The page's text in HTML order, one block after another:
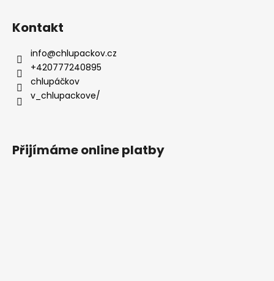
Kontakt
info@chlupackov.cz
+420777240895
chlupáčkov
v_chlupackove/
Přijímáme online platby